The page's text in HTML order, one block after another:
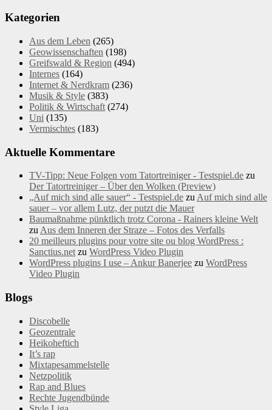
Kategorien
Aus dem Leben (265)
Geowissenschaften (198)
Greifswald & Region (494)
Internes (164)
Internet & Nerdkram (236)
Musik & Style (383)
Politik & Wirtschaft (274)
Uni (135)
Vermischtes (183)
Aktuelle Kommentare
TV-Tipp: Neue Folgen vom Tatortreiniger - Testspiel.de zu
Der Tatortreiniger – Über den Wolken (Preview)
„Auf mich sind alle sauer“ - Testspiel.de zuAuf mich sind alle
sauer – vor allem Lutz, der putzt die Mauer
Baumaßnahme pünktlich trotz Corona - Rainers kleine Welt
zuAus dem Inneren der Straze – Fotos des Verfalls
20 meilleurs plugins pour votre site ou blog WordPress :
Sanctius.netzu WordPress Video Plugin
WordPress plugins I use – Ankur Banerjee zu WordPress
Video Plugin
Blogs
Discobelle
Geozentrale
Heikoheftich
It’s rap
Mixtapesammelstelle
Netzpolitik
Rap and Blues
Rechte Jugendbünde